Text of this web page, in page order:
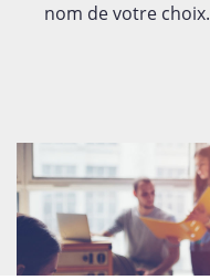
nom de votre choix.